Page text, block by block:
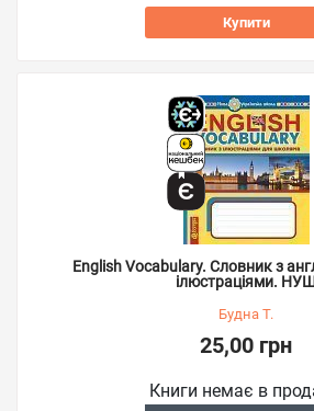
Купити
English Vocabulary. Словник з
ілюстраціями.
Будна Т.
25,00 грн
Книги немає в